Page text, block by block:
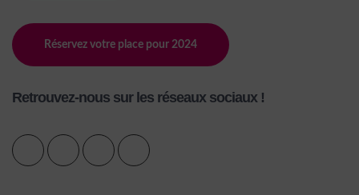
Réservez votre place pour 2024
Retrouvez-nous sur les réseaux sociaux !